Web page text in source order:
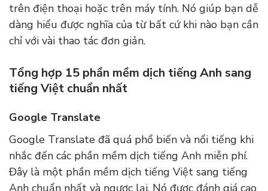
trên điện thoại hoặc trên máy tính. Nó giúp bạn dễ
dàng hiểu được nghĩa của từ bất cứ khi nào bạn cần
chỉ với vài thao tác đơn giản.
Tổng hợp 15 phần mềm dịch tiếng Anh sang
tiếng Việt chuẩn nhất
Google Translate
Google Translate đã quá phổ biến và nổi tiếng khi
nhắc đến các phần mềm dịch tiếng Anh miễn phí.
Đây là một phần mềm dịch tiếng Việt sang tiếng
Anh chuẩn nhất và ngược lại. Nó được đánh giá cao